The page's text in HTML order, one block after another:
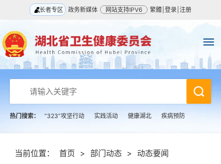
长者专区 政务新媒体 网站支持IPV6 繁體 登录 注册
热门搜索： “323”攻坚行动 实践活动 健康湖北 疾病预防
当前位置： 首页 > 部门动态 > 动态要闻